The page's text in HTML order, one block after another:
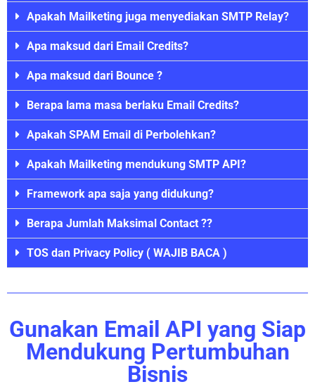
Apakah Mailketing juga menyediakan SMTP Relay?
Apa maksud dari Email Credits?
Apa maksud dari Bounce ?
Berapa lama masa berlaku Email Credits?
Apakah SPAM Email di Perbolehkan?
Apakah Mailketing mendukung SMTP API?
Framework apa saja yang didukung?
Berapa Jumlah Maksimal Contact ??
TOS dan Privacy Policy ( WAJIB BACA )
Gunakan Email API yang Siap
Mendukung Pertumbuhan
Bisnis